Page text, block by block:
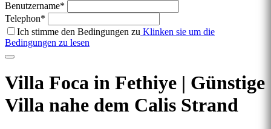
Benutzername*
Telephon*
Ich stimme den Bedingungen zu Klinken sie um die
Bedingungen zu lesen
Villa Foca in Fethiye | Günstige
Villa nahe dem Calis Strand